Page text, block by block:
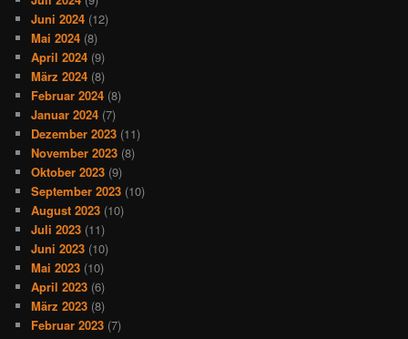
Juni 2024 (12)
Mai 2024 (8)
April 2024 (9)
März 2024 (8)
Februar 2024 (8)
Januar 2024 (7)
Dezember 2023 (11)
November 2023 (8)
Oktober 2023 (9)
September 2023 (10)
August 2023 (10)
Juli 2023 (11)
Juni 2023 (10)
Mai 2023 (10)
April 2023 (6)
März 2023 (8)
Februar 2023 (7)